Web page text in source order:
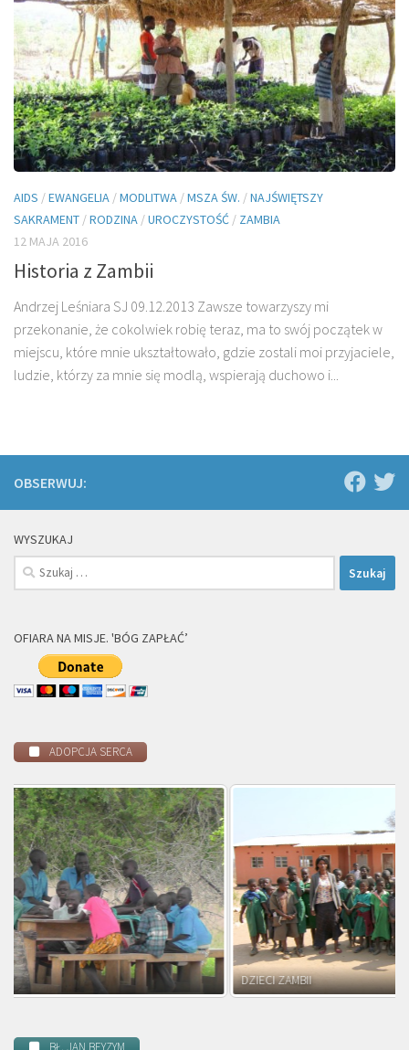
AIDS /EWANGELIA /MODLITWA /MSZA ŚW. /NAJŚWIĘTSZY
SAKRAMENT /RODZINA /UROCZYSTOŚĆ / ZAMBIA
12 MAJA 2016
Historia z Zambii
Andrzej Leśniara SJ 09.12.2013 Zawsze towarzyszy mi
przekonanie, że cokol­wiek robię teraz, ma to swój początek w
miejscu, któ­re mnie ukształtowało, gdzie zostali moi przyjaciele,
ludzie, którzy za mnie się modlą, wspierają duchowo i...
OBSERWUJ:
WYSZUKAJ
Szukaj:
OFIARA NA MISJE. 'BÓG ZAPŁAĆ’
ADOPCJA SERCA
DZIECI ZAMBII
BŁ. JAN BEYZYM